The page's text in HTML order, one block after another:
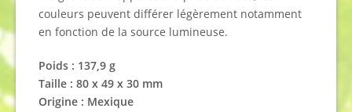
couleurs peuvent différer légèrement notamment
en fonction de la source lumineuse.
Poids : 137,9g
Taille : 80 x 49 x 30 mm
Origine : Mexique